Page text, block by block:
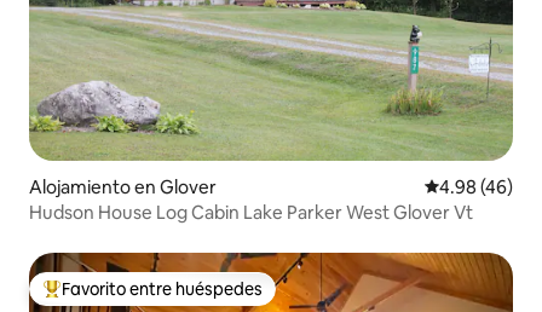
Alojamiento en Glover Calificación
4.98 (46)
Hudson House Log Cabin Lake Parker West Glover Vt
Favorito entre huéspedes preferido
Favorito entre huéspedes